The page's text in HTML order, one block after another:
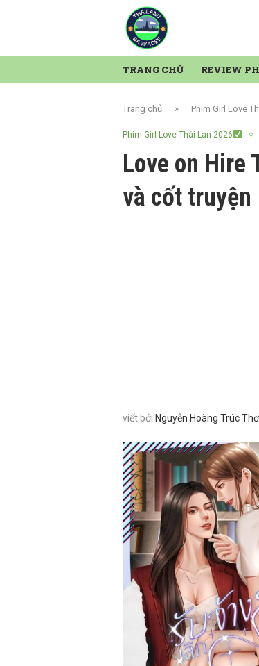
TRANG CHỦ REVIEW
Trang chủ » Phim Girl Love
Phim Girl Love Thái Lan 2026
Love on Hire
và cốt truyện
viết bởi Nguyễn Hoàng Trúc Thơ